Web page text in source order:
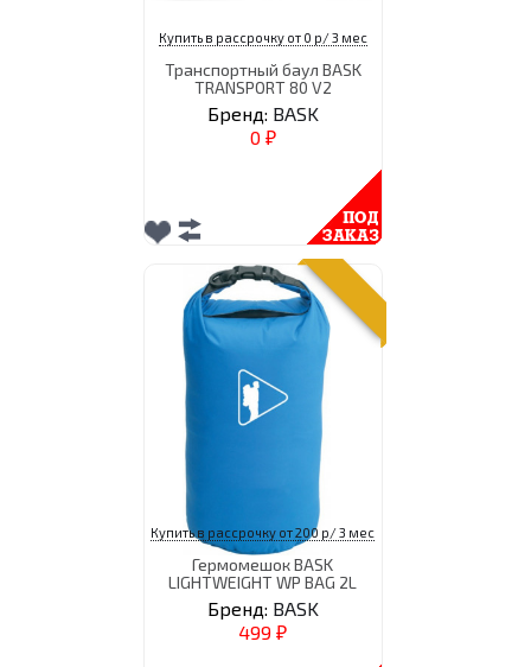
Купить в рассрочку от 0 р/ 3 мес
Транспортный баул BASK
TRANSPORT 80 V2
Бренд: BASK
0 ₽
Купить в рассрочку от 200 р/ 3 мес
Гермомешок BASK
LIGHTWEIGHT WP BAG 2L
Бренд: BASK
499 ₽